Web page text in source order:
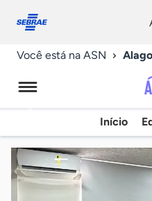
conosco
Você está na ASN
Início